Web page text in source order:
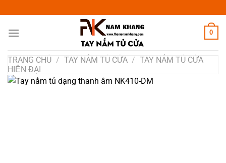
đến
nội
0
TRANG CHỦ / TAY NẮM TỦ CỬA / TAY NẮM TỦ CỬA
HIỆN ĐẠI